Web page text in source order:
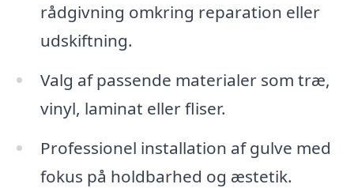
rådgivning omkring reparation eller
udskiftning.
Valg af passende materialer som træ,
vinyl, laminat eller fliser.
Professionel installation af gulve med
fokus på holdbarhed og æstetik.